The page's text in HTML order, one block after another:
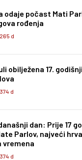
odaje počast Mati
rođenja
d
obilježena 17.
d
dan: Prije 17
Parlov, najveći
vremena
d